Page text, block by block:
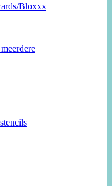
Bloxxx